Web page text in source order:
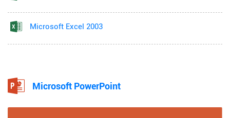
Microsoft Excel 2003
Microsoft PowerPoint